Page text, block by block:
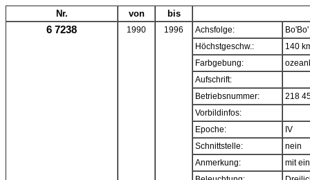
Nr. von bis
6 7238 1990 1996 Achsfolge:
Bo'Bo'
Höchstgeschw.:
140
Farbgebung:
Aufschrift:
Betriebsnummer:
218
Vorbildinfos:
Epoche:
IV
Schnittstelle:
nein
Anmerkung:
mit